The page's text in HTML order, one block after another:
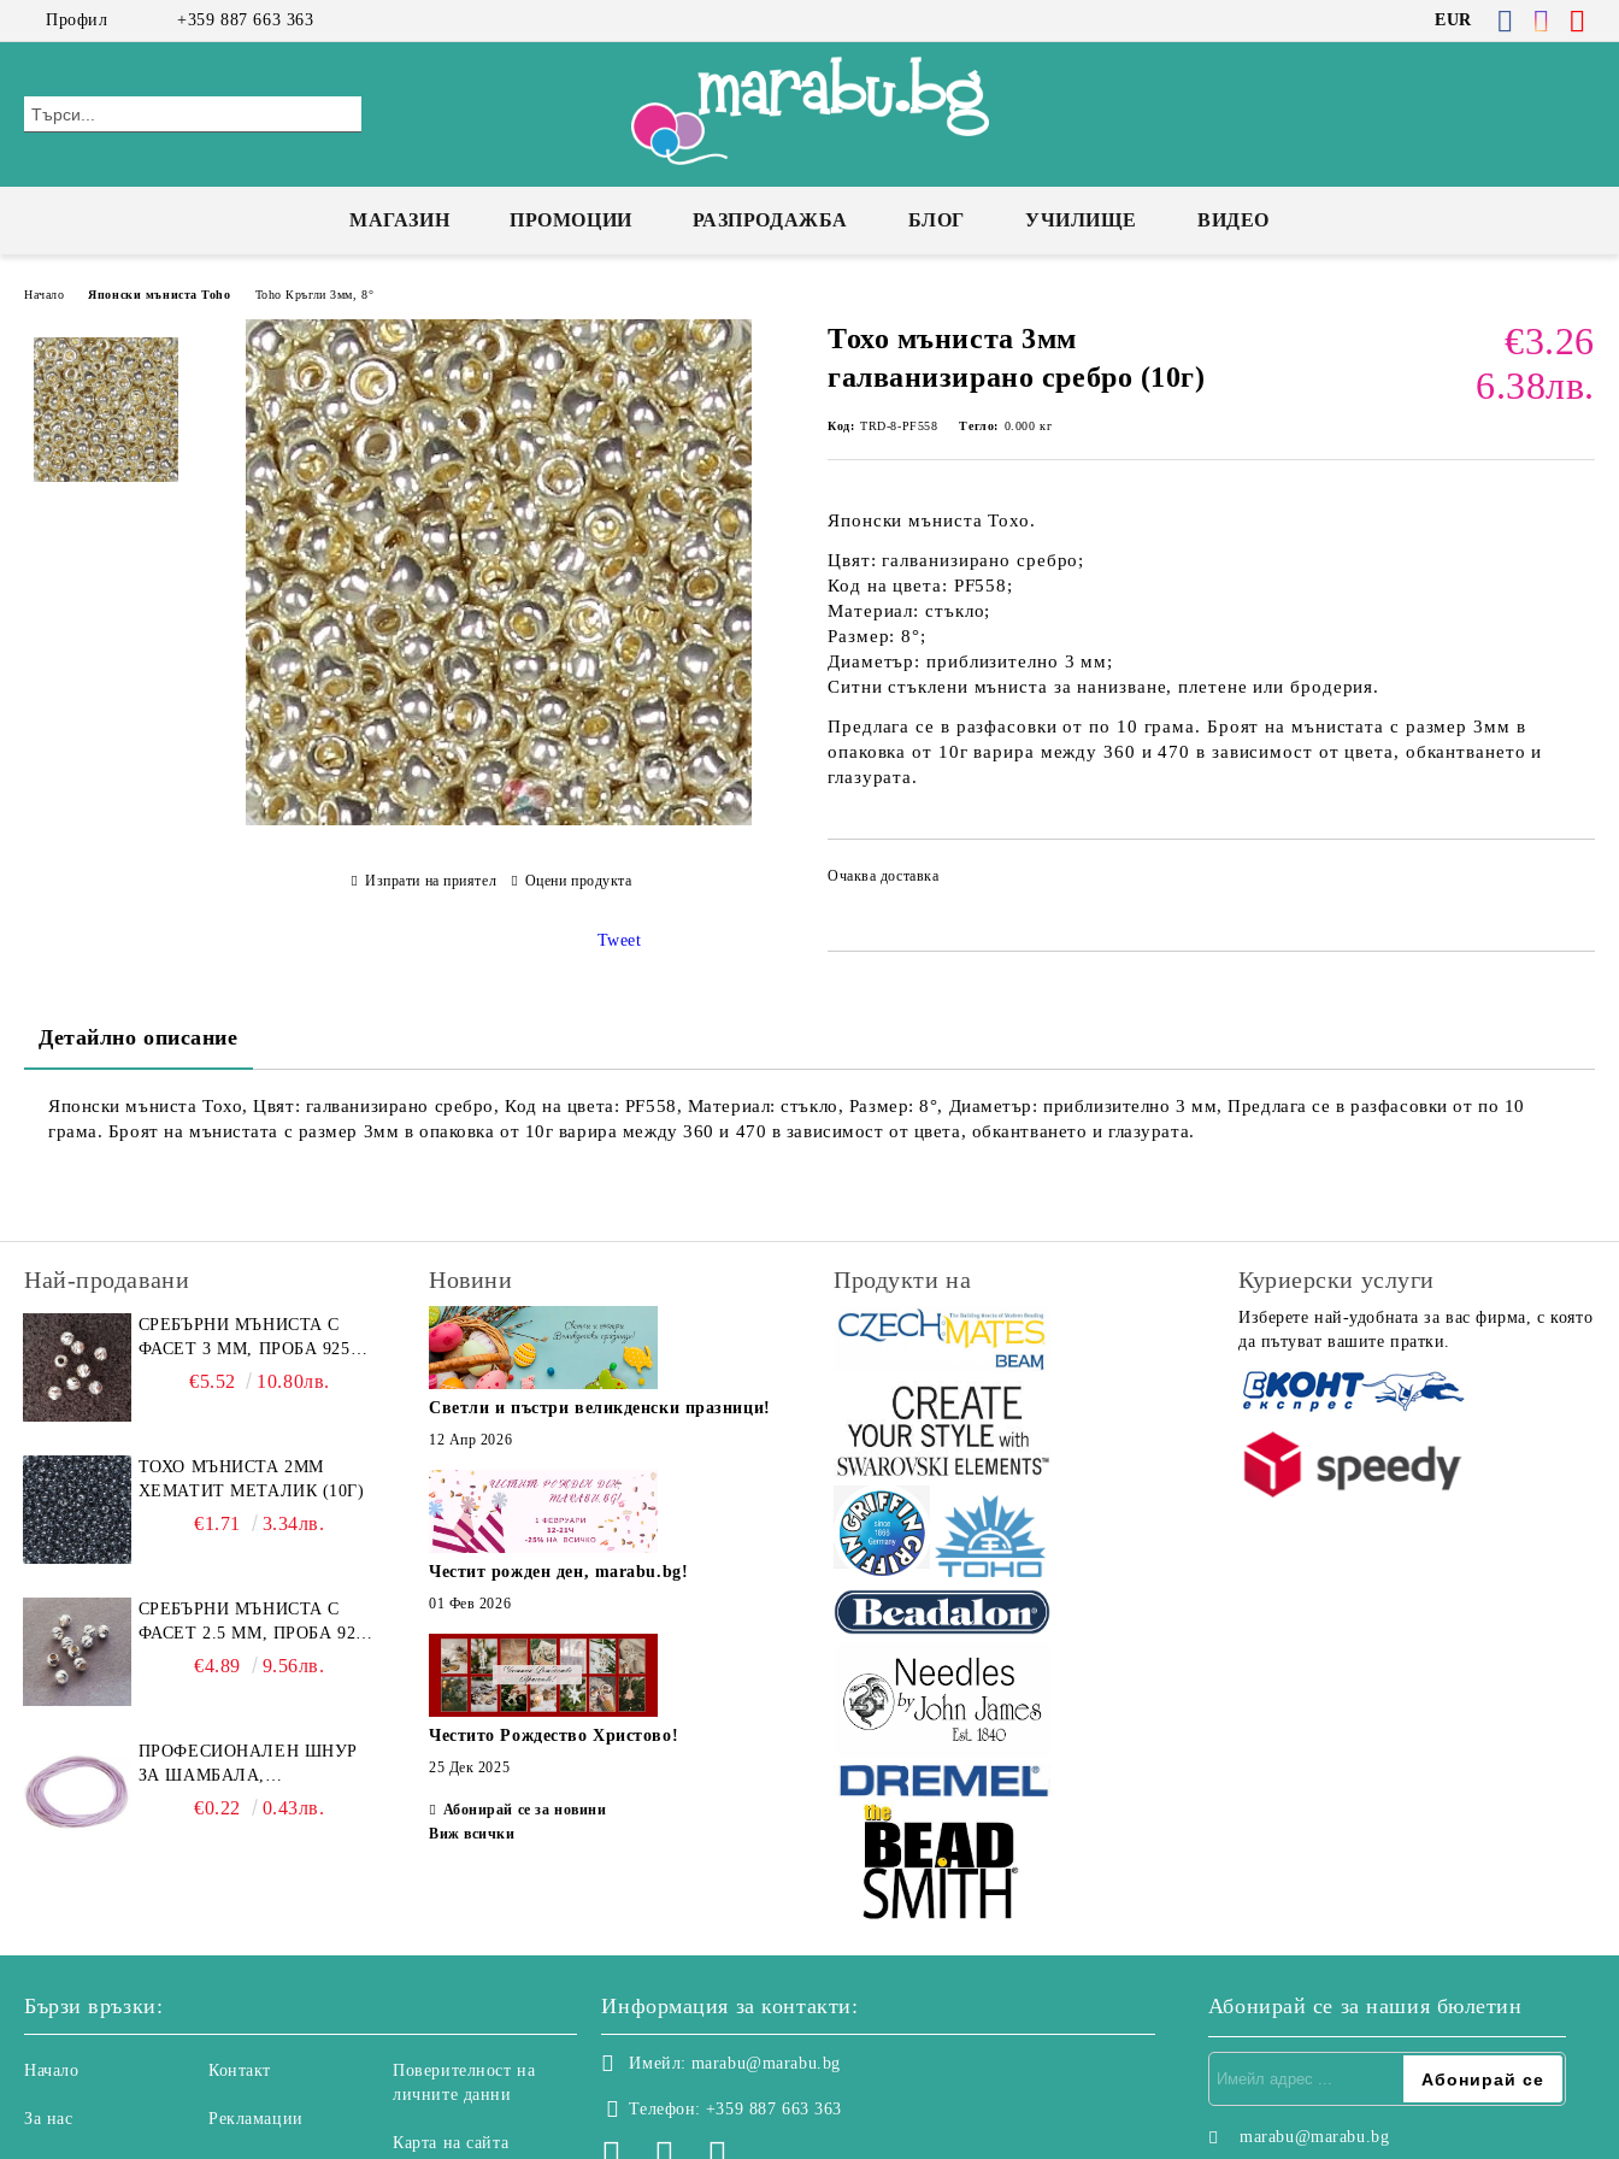
Профил +359 887 663 363 EUR
МАГАЗИН ПРОМОЦИИ РАЗПРОДАЖБА БЛОГ УЧИЛИЩЕ ВИДЕО
Начало Японски мъниста Toho Toho Кръгли 3мм, 8°
Тохо мъниста 3мм
галванизирано сребро (10г)
€3.26
6.38лв.
Код: TRD-8-PF558 Тегло: 0.000 кг
Японски мъниста Тохо.
Цвят: галванизирано сребро;
Код на цвета: PF558;
Материал: стъкло;
Размер: 8°;
Диаметър: приблизително 3 мм;
Ситни стъклени мъниста за нанизване, плетене или бродерия.
Предлага се в разфасовки от по 10 грама. Броят на мънистата с размер 3мм в
опаковка от 10г варира между 360 и 470 в зависимост от цвета, обкантването и
глазурата.
Очаква доставка
Изпрати на приятел Оцени продукта
Tweet
Детайлно описание
Японски мъниста Тохо, Цвят: галванизирано сребро, Код на цвета: PF558, Материал: стъкло, Размер: 8°, Диаметър: приблизително 3 мм, Предлага се в разфасовки от по 10
грама. Броят на мънистата с размер 3мм в опаковка от 10г варира между 360 и 470 в зависимост от цвета, обкантването и глазурата.
Най-продавани
СРЕБЪРНИ МЪНИСТА С
ФАСЕТ 3 ММ, ПРОБА 925
(10БР)€5.52 10.80лв.
ТОХО МЪНИСТА 2ММ
ХЕМАТИТ МЕТАЛИК (10Г)
€1.71 3.34лв.
СРЕБЪРНИ МЪНИСТА С
ФАСЕТ 2.5 ММ, ПРОБА 925
€4.89 9.56лв.
ПРОФЕСИОНАЛЕН ШНУР
ЗА ШАМБАЛА,
МИКРОМАКРАМЕ И
€0.22 0.43лв.
Новини
Светли и пъстри великденски празници!
12 Апр 2026
Честит рожден ден, marabu.bg!
01 Фев 2026
Честито Рождество Христово!
25 Дек 2025
Абонирай се за новини
Виж всички
Продукти на Куриерски услуги
Изберете най-удобната за вас фирма, с която
да пътуват вашите пратки.
Бързи връзки:
Начало
За нас
Контакт
Рекламации
Поверителност на
личните данни
Карта на сайта
Информация за контакти:
Имейл: marabu@marabu.bg
Телефон: +359 887 663 363
Абонирай се за нашия бюлетин
marabu@marabu.bg